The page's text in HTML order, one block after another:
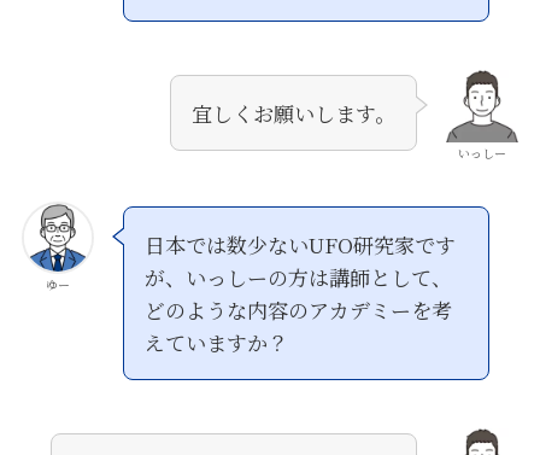
いっしー
宜しくお願いします。
ゆー
日本では数少ないUFO研究家です
が、いっしーの方は講師として、
どのような内容のアカデミーを考
えていますか？